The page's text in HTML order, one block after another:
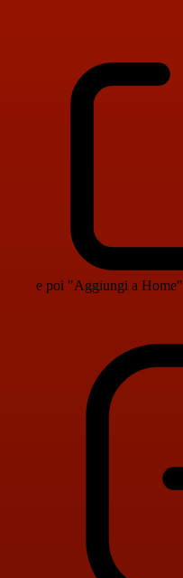
e poi "Aggiungi a Home"